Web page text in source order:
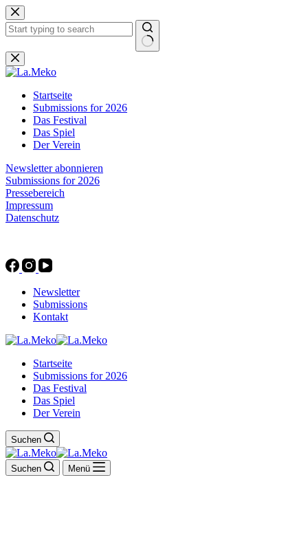
Zum
Inhalt
springen
Keine
Ergebnisse
Startseite
Submissions for 2026
Das Festival
Das Spiel
Der Verein
Newsletter abonnieren
Submissions for 2026
Pressebereich
Impressum
Datenschutz
Newsletter
Submissions
Kontakt
Startseite
Submissions for 2026
Das Festival
Das Spiel
Der Verein
Suchen
Suchen Menü